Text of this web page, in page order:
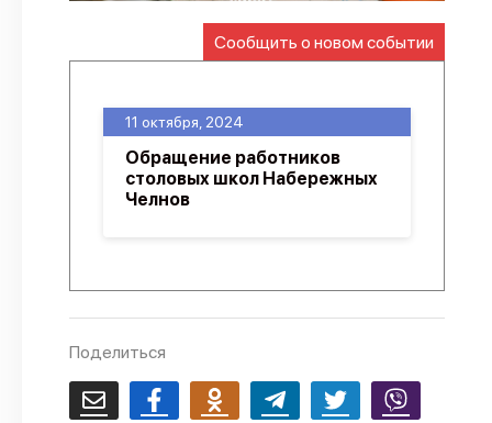
API
О проекте
Сообщить о новом событии
11 октября, 2024
Обращение работников
столовых школ Набережных
Челнов
Поделиться